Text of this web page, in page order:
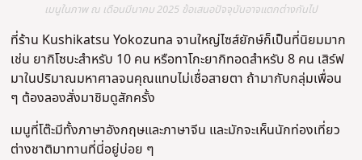
เมนูในภาพ ณ เดือนมีนาคม 2025 ข้อเสนอปัจจุบันอาจแตกต่างกันไป
ที่ร้าน Kushikatsu Yokozuna จานใหญ่ไซส์ยักษ์ก็เป็นที่นิยมมาก
เช่น ยากิโซบะสำหรับ 10 คน หรือทาโกะยากิทอดสำหรับ 8 คน เสิร์ฟ
มาในปริมาณมหาศาลจนคุณแทบไม่เชื่อสายตา ถ้ามากับกลุ่มเพื่อน
ๆ ต้องลองสั่งมาชิมดูสักครั้ง
เมนูที่โต๊ะมีทั้งภาษาอังกฤษและภาษาจีน และมักจะเห็นนักท่องเที่ยว
ต่างชาติมาทานที่นี่อยู่บ่อย ๆ